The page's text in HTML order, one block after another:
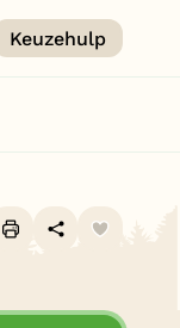
Keuzehulp